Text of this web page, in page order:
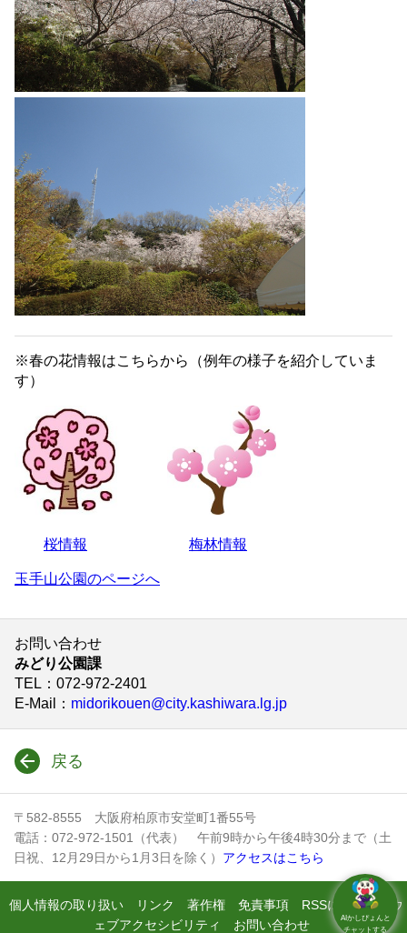
※春の花情報はこちらから（例年の様子を紹介していま
す）
桜情報 梅林情報
玉手山公園のページへ
お問い合わせ
みどり公園課
TEL ：072-972-2401
E-Mail
： midorikouen@city.kashiwara.lg.jp
戻る
〒582-8555 大阪府柏原市安堂町1番55号
電話：072-972-1501（代表） 午前9時から午後4時30分まで（土
日祝、12月29日から1月3日を除く） アクセスはこちら
個人情報の取り扱い リンク 著作権 免責事項 RSSについて
ウ
ェブアクセシビリティ
お問い合わせ
AIかしぴょんと
チャットする